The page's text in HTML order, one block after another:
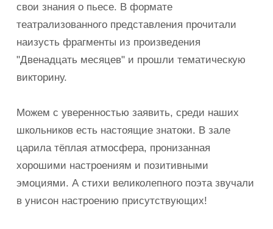
свои знания о пьесе. В формате
театрализованного представления прочитали
наизусть фрагменты из произведения
"Двенадцать месяцев" и прошли тематическую
викторину.
Можем с уверенностью заявить, среди наших
школьников есть настоящие знатоки. В зале
царила тёплая атмосфера, пронизанная
хорошими настроениям и позитивными
эмоциями. А стихи великолепного поэта звучали
в унисон настроению присутствующих!